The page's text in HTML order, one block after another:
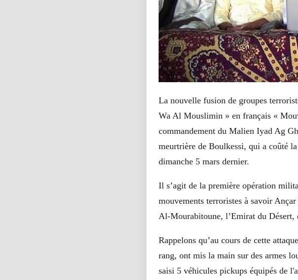
La nouvelle fusion de groupes
Wa Al Mouslimin » en français «
commandement du Malien Iyad Ag
meurtrière de Boulkessi, qui a coûté
dimanche 5 mars dernier.
Il s’agit de la première opération
mouvements terroristes à savoir
Al-Mourabitoune, l’Emirat du Désert,
Rappelons qu’au cours de cette
rang, ont mis la main sur des armes
saisi 5 véhicules pickups équipés de